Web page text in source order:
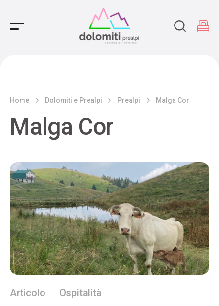
Main Navigation
Home Dolomiti e Prealpi Prealpi Malga Cor
Malga Cor
Articolo Ospitalità